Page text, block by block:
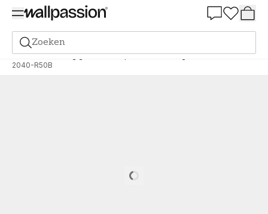
Zoeken
Verf Bestelling gebaseerd op NCS Bestelling door NCS
2040-R50B
Loading…